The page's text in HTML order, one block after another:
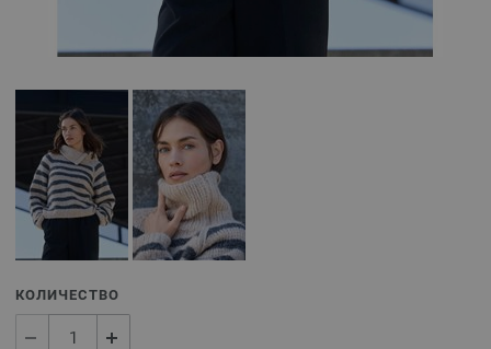
КОЛИЧЕСТВО